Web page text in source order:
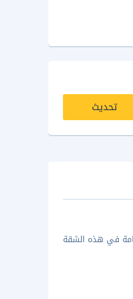
تحديث
ونافورة دبي. الإقامة في هذه الشقة